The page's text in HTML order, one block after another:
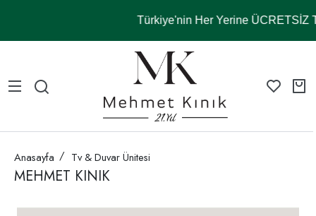
Türkiye'nin Her Yerine ÜCRETSİZ
Anasayfa Tv & Duvar Ünitesi
MEHMET KINIK